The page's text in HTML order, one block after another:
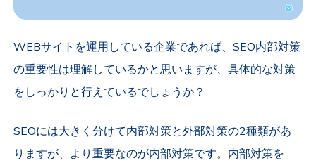
WEBサイトを運用している企業であれば、SEO内部対策
の重要性は理解しているかと思いますが、具体的な対策
をしっかりと行えているでしょうか？
SEOには大きく分けて内部対策と外部対策の2種類があ
りますが、より重要なのが内部対策です。内部対策を